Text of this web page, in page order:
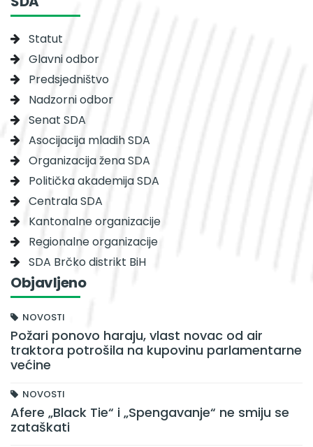
Statut
Glavni odbor
Predsjedništvo
Nadzorni odbor
Senat SDA
Asocijacija mladih SDA
Organizacija žena SDA
Politička akademija SDA
Centrala SDA
Kantonalne organizacije
Regionalne organizacije
SDA Brčko distrikt BiH
Objavljeno
NOVOSTI
Požari ponovo haraju, vlast novac od air
traktora potrošila na kupovinu parlamentarne
većine
NOVOSTI
Afere „Black Tie“ i „Spengavanje“ ne smiju se
zataškati